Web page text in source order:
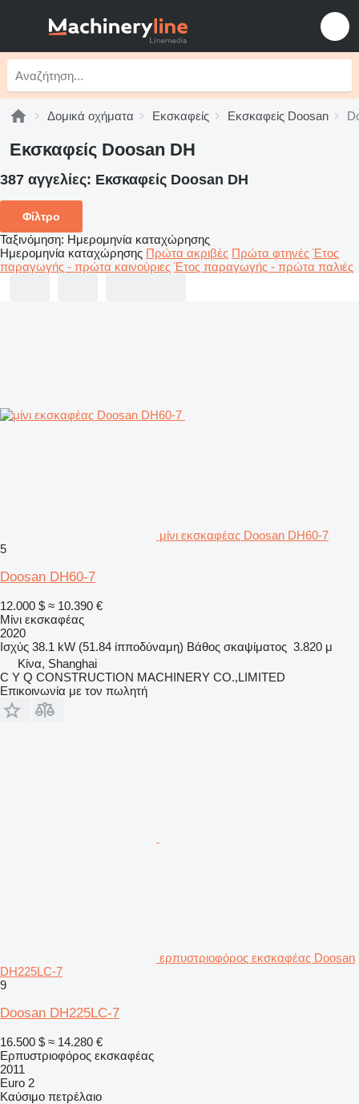
Δομικά οχήματα Εκσκαφείς Εκσκαφείς Doosan
Εκσκαφείς Doosan DH
387 αγγελίες: Εκσκαφείς Doosan DH
Φίλτρο
Ταξινόμηση: Ημερομηνία καταχώρησης
Ημερομηνία καταχώρησης Πρώτα ακριβές Πρώτα φτηνές Έτος
παραγωγής - πρώτα καινούριες Έτος παραγωγής - πρώτα παλιές
μίνι εκσκαφέας Doosan DH60-7
5
Doosan DH60-7
12.000 $ ≈ 10.390 €
Μίνι εκσκαφέας
2020
Ισχύς 38.1 kW (51.84 ίπποδύναμη) Βάθος σκαψίματος 3.820 μ
Κίνα, Shanghai
C Y Q CONSTRUCTION MACHINERY CO.,LIMITED
Επικοινωνία με τον πωλητή
ερπυστριοφόρος εκσκαφέας Doosan
DH225LC-7
9
Doosan DH225LC-7
16.500 $ ≈ 14.280 €
Ερπυστριοφόρος εκσκαφέας
2011
Euro 2
Καύσιμο πετρέλαιο